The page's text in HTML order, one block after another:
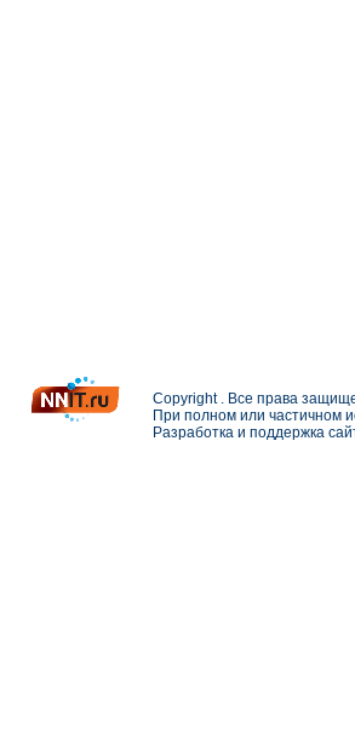
Copyright . Все права
При полном или частичном
Разработка и поддержка